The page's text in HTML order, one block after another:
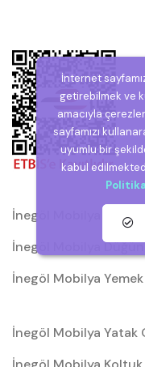
İnegöl Mobilya
İnegöl Mobilya
İnegöl Mobilya Yemek
İnegöl Mobilya Yatak
İnternet
getirebilmek ve
amacıyla
sayfamızı
uyumlu bir
kabul